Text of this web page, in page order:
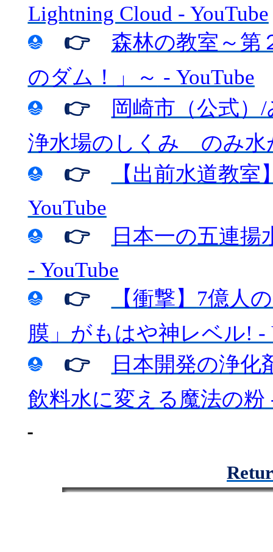
Lightning Cloud - YouTube
👉
森林の教室～第
のダム！」～ - YouTube
👉
岡崎市（公式） /
浄水場のしくみ のみ水
👉
【出前水道教
YouTube
👉
日本一の五連
- YouTube
👉
【衝撃】 7億人
膜」がもはや神レベル! -
👉
日本開発の浄化
飲料水に変える魔法の粉